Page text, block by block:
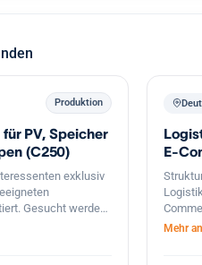
Produktion
PV, Speicher
(C250)
exklusiv
Gesucht werden
Handel,
E-
Mehr